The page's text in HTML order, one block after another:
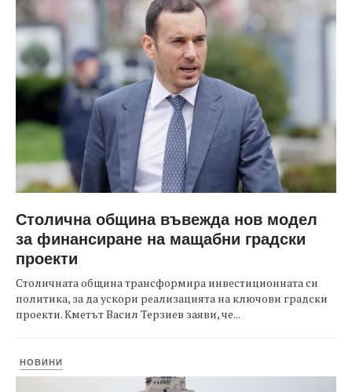
Столична община въвежда нов модел
за финансиране на мащабни градски
проекти
Столичната община трансформира инвестиционната си
политика, за да ускори реализацията на ключови градски
проекти. Кметът Васил Терзиев заяви, че...
НОВИНИ